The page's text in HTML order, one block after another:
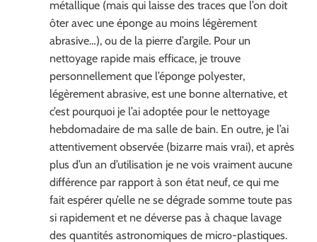
métallique (mais qui laisse des traces que l’on doit
ôter avec une éponge au moins légèrement
abrasive…), ou de la pierre d’argile. Pour un
nettoyage rapide mais efficace, je trouve
personnellement que l’éponge polyester,
légèrement abrasive, est une bonne alternative, et
c’est pourquoi je l’ai adoptée pour le nettoyage
hebdomadaire de ma salle de bain. En outre, je l’ai
attentivement observée (bizarre mais vrai), et après
plus d’un an d’utilisation je ne vois vraiment aucune
différence par rapport à son état neuf, ce qui me
fait espérer qu’elle ne se dégrade somme toute pas
si rapidement et ne déverse pas à chaque lavage
des quantités astronomiques de micro-plastiques.